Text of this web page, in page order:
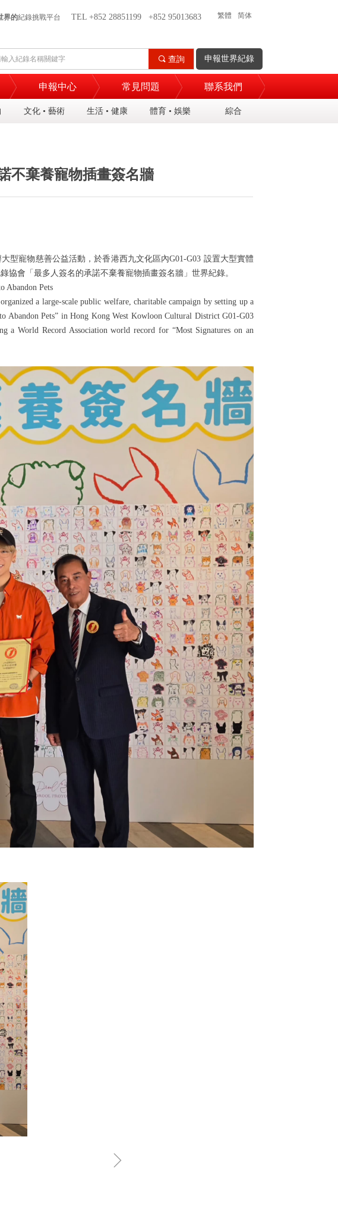
文化 • 藝術 生活 • 健康 體育 • 娛樂 綜合
끠 查詢
申報中心 常見問題 聯系我們
界的紀錄挑戰平台 TEL +852 28851199 +852 95013683
申報世界紀錄
繁體 简体
不棄養寵物插畫簽名牆
型寵物慈善公益活動，於香港西九文化區內G01-G03 設置大型實體
協會「最多人簽名的承諾不棄養寵物插畫簽名牆」世界紀錄。
Abandon Pets
a large-scale public welfare, charitable campaign by setting up a
Abandon Pets” in Hong Kong West Kowloon Cultural District G01-G03
a World Record Association world record for “Most Signatures on an
ꁇ